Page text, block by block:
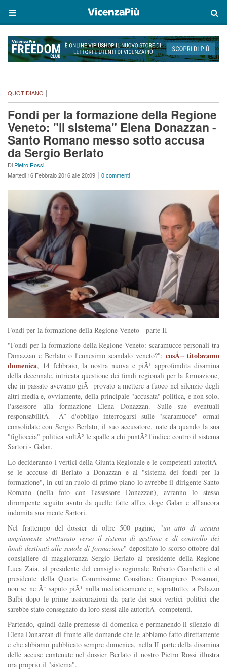
QUOTIDIANO |
Fondi per la formazione della Regione
Veneto: "il sistema" Elena Donazzan -
Santo Romano messo sotto accusa
da Sergio Berlato
Di Pietro Rossi
Martedi 16 Febbraio 2016 alle 20:09 | 0 commenti
Fondi per la formazione della Regione Veneto - parte II
"Fondi per la formazione della Regione Veneto: scaramucce personali tra
Donazzan e Berlato o l'ennesimo scandalo veneto?": cosÃ¬ titolavamo
domenica, 14 febbraio, la nostra nuova e piÃ¹ approfondita disamina
della decennale, intricata questione dei fondi regionali per la formazione,
che in passato avevamo giÃ provato a mettere a fuoco nel silenzio degli
altri media e, ovviamente, della principale "accusata" politica, e non solo,
l'assessore alla formazione Elena Donazzan. Sulle sue eventuali
responsabilitÃ Ã¨ d'obbligo interrogarsi sulle "scaramucce" ormai
consolidate con Sergio Berlato, il suo accusatore, nate da quando la sua
"figlioccia" politica voltÃ² le spalle a chi puntÃ² l'indice contro il sistema
Sartori - Galan.
Lo decideranno i vertici della Giunta Regionale e le competenti autoritÃ
se le acccuse di Berlato a Donazzan e al "sistema dei fondi per la
formazione", in cui un ruolo di primo piano lo avrebbe il dirigente Santo
Romano (nella foto con l'assessore Donazzan), avranno lo stesso
dirompente seguito avuto da quelle fatte all'ex doge Galan e all'ancora
indomita sua mente Sartori.
Nel frattempo del dossier di oltre 500 pagine, "un atto di accusa
ampiamente strutturato verso il sistema di gestione e di controllo dei
fondi destinati alle scuole di formazione" depositato lo scorso ottobre dal
consigliere di maggioranza Sergio Berlato al presidente della Regione
Luca Zaia, al presidente del consiglio regionale Roberto Ciambetti e al
presidente della Quarta Commissione Consiliare Giampiero Possamai,
non se ne Ã¨ saputo piÃ¹ nulla mediaticamente e, soprattutto, a Palazzo
Balbi dopo le prime assicurazioni da parte dei suoi vertici politici che
sarebbe stato consegnato da loro stessi alle autoritÃ competenti.
Partendo, quindi dalle premesse di domenica e permanendo il silenzio di
Elena Donazzan di fronte alle domande che le abbiamo fatto direttamente
e che abbiamo pubblicato sempre domenica, nella II parte della disamina
delle accuse contenute nel dossier Berlato il nostro Pietro Rossi illustra
ora proprio il "sistema".